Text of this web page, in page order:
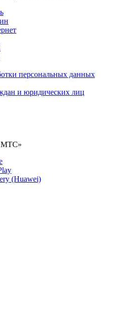
персональных данных
и юридических лиц
МТС»